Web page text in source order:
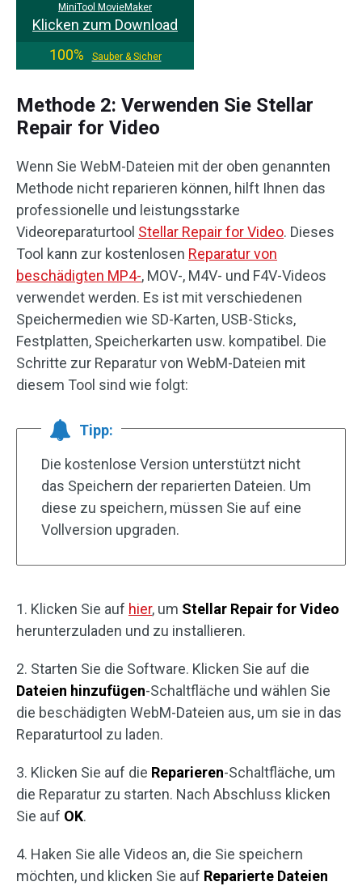
MiniTool MovieMaker
Klicken zum Download
100%
Sauber & Sicher
Methode 2: Verwenden Sie Stellar
Repair for Video
Wenn Sie WebM-Dateien mit der oben genannten
Methode nicht reparieren können, hilft Ihnen das
professionelle und leistungsstarke
Videoreparaturtool Stellar Repair for Video. Dieses
Tool kann zur kostenlosen Reparatur von
beschädigten MP4-, MOV-, M4V- und F4V-Videos
verwendet werden. Es ist mit verschiedenen
Speichermedien wie SD-Karten, USB-Sticks,
Festplatten, Speicherkarten usw. kompatibel. Die
Schritte zur Reparatur von WebM-Dateien mit
diesem Tool sind wie folgt:
Tipp:
Die kostenlose Version unterstützt nicht
das Speichern der reparierten Dateien. Um
diese zu speichern, müssen Sie auf eine
Vollversion upgraden.
1. Klicken Sie auf hier, um Stellar Repair for Video
herunterzuladen und zu installieren.
2. Starten Sie die Software. Klicken Sie auf die
Dateien hinzufügen-Schaltfläche und wählen Sie
die beschädigten WebM-Dateien aus, um sie in das
Reparaturtool zu laden.
3. Klicken Sie auf die Reparieren-Schaltfläche, um
die Reparatur zu starten. Nach Abschluss klicken
Sie auf OK.
4. Haken Sie alle Videos an, die Sie speichern
möchten, und klicken Sie auf Reparierte Dateien